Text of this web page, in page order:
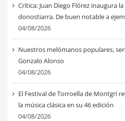
Crítica: Juan Diego Flórez inaugura
donostiarra. De buen notable a
04/08/2026
Nuestros melómanos populares,
Gonzalo Alonso
04/08/2026
El Festival de Torroella de Montgrí
la música clásica en su 46 edición
04/08/2026